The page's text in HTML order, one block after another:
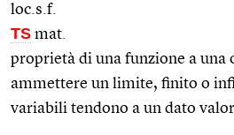
loc.s.f.
TS mat.
proprietà di una funzione a una
ammettere un limite, finito o
variabili tendono a un dato